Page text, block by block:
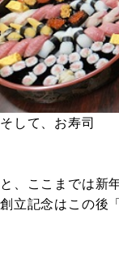
そして、お寿司
と、ここまでは新
創立記念はこの後